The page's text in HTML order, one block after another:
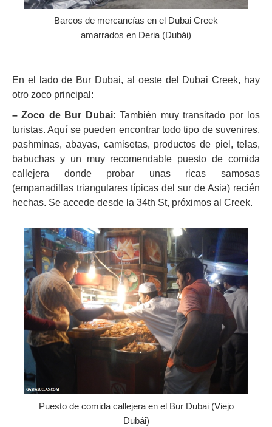
Barcos de mercancías en el Dubai Creek
amarrados en Deria (Dubái)
En el lado de Bur Dubai, al oeste del Dubai Creek, hay
otro zoco principal:
– Zoco de Bur Dubai: También muy transitado por los
turistas. Aquí se pueden encontrar todo tipo de suvenires,
pashminas, abayas, camisetas, productos de piel, telas,
babuchas y un muy recomendable puesto de comida
callejera donde probar unas ricas samosas
(empanadillas triangulares típicas del sur de Asia) recién
hechas. Se accede desde la 34th St, próximos al Creek.
Puesto de comida callejera en el Bur Dubai (Viejo
Dubái)